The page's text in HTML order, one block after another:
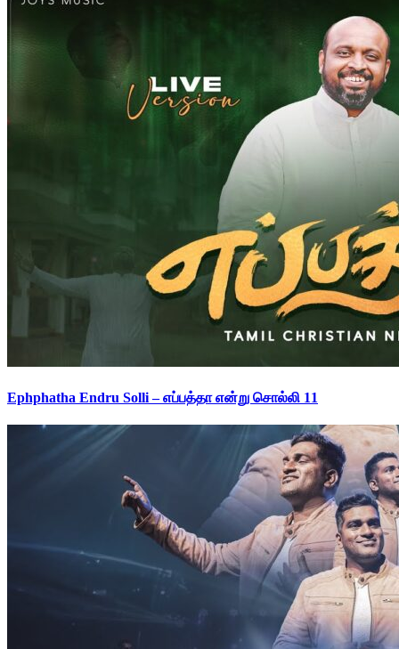
Ephphatha Endru Solli – எப்பத்தா என்று சொல்லி 11